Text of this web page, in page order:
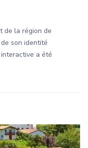
de la région de
son identité
a été